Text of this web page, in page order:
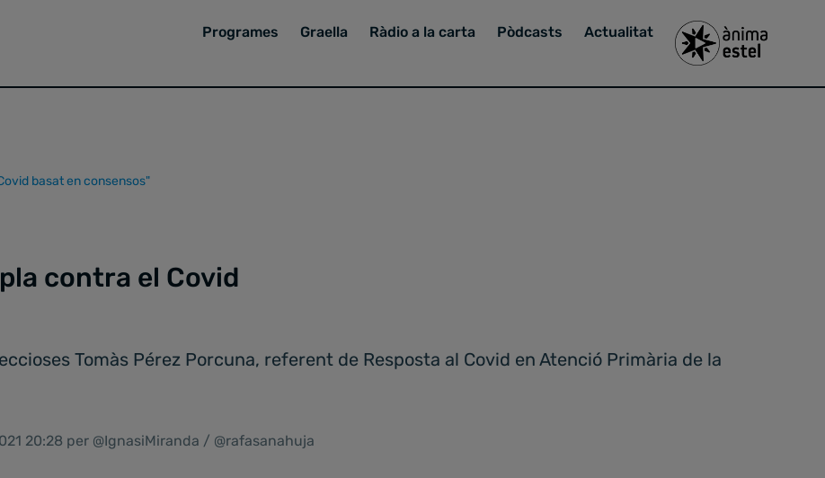
Programes Graella Ràdio a la carta Pòdcasts Actualitat
basat en consensos"
contra el Covid
Tomàs Pérez Porcuna, referent de Resposta al Covid en Atenció Primària de la
20:28 per @IgnasiMiranda / @rafasanahuja